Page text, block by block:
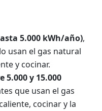
5.000 kWh/año),
usan el gas natural
y cocinar.
5.000 y 15.000
que usan el gas
cocinar y la